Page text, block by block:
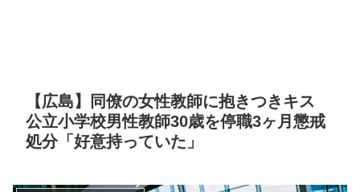
【広島】同僚の女性教師に抱きつきキス
公立小学校男性教師30歳を停職3ヶ月懲戒
処分「好意持っていた」